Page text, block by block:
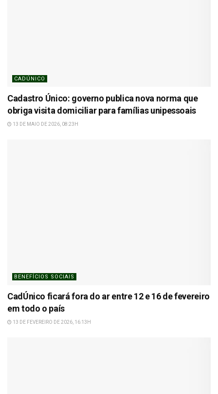
CADÚNICO
Cadastro Único: governo publica nova norma que
obriga visita domiciliar para famílias unipessoais
13 DE MAIO DE 2026, 08:23H
BENEFÍCIOS SOCIAIS
CadÚnico ficará fora do ar entre 12 e 16 de fevereiro
em todo o país
13 DE FEVEREIRO DE 2026, 16:13H